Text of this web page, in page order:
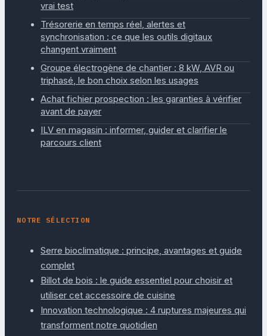
vrai test
Trésorerie en temps réel, alertes et
synchronisation : ce que les outils digitaux
changent vraiment
Groupe électrogène de chantier : 8 kW, AVR ou
triphasé, le bon choix selon les usages
Achat fichier prospection : les garanties à vérifier
avant de payer
ILV en magasin : informer, guider et clarifier le
parcours client
NOTRE SÉLECTION
Serre bioclimatique : principe, avantages et guide
complet
Billot de bois : le guide essentiel pour choisir et
utiliser cet accessoire de cuisine
Innovation technologique : 4 ruptures majeures qui
transforment notre quotidien